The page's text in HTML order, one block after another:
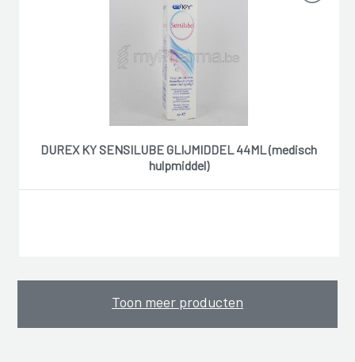
DUREX KY SENSILUBE GLIJMIDDEL 44ML (medisch
hulpmiddel)
Toon meer producten